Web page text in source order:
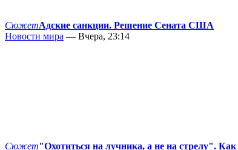
СюжетАдские санкции. Решение Сената США
Новости мира — Вчера, 23:14
Сюжет"Охотиться на лучника, а не на стрелу".